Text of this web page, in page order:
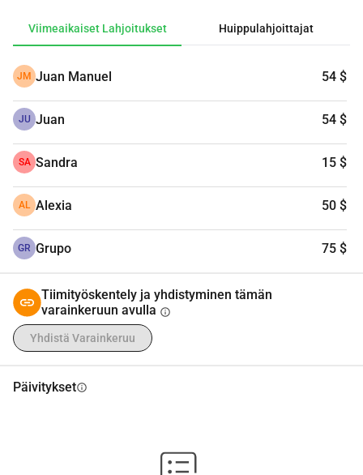
Viimeaikaiset Lahjoitukset Huippulahjoittajat
JM Juan Manuel 54 $
JU Juan 54 $
SA Sandra 15 $
AL Alexia 50 $
GR Grupo 75 $
Tiimityöskentely ja yhdistyminen tämän
varainkeruun avulla info
Yhdistä Varainkeruu
Päivityksetinfo